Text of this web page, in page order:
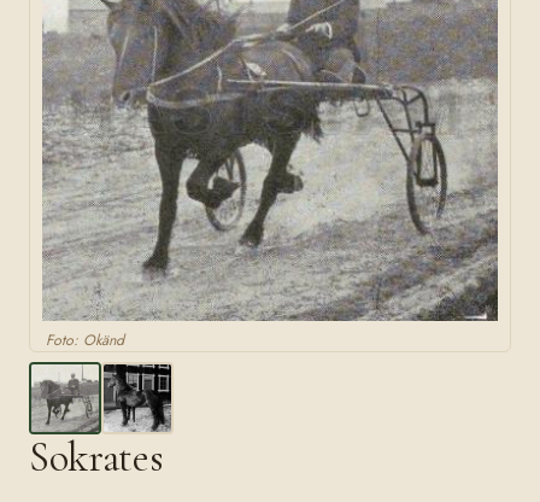
Foto: Okänd
Sokrates